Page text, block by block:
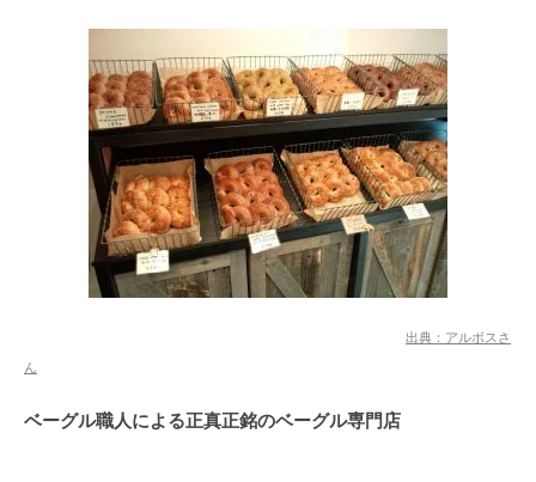
出典：アルボスさ
ん
ベーグル職人による正真正銘のベーグル専門店